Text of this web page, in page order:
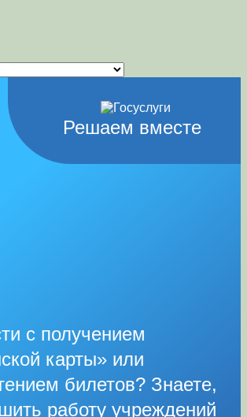
Решаем вместе
с получением
карты» или
билетов? Знаете,
работу учреждений